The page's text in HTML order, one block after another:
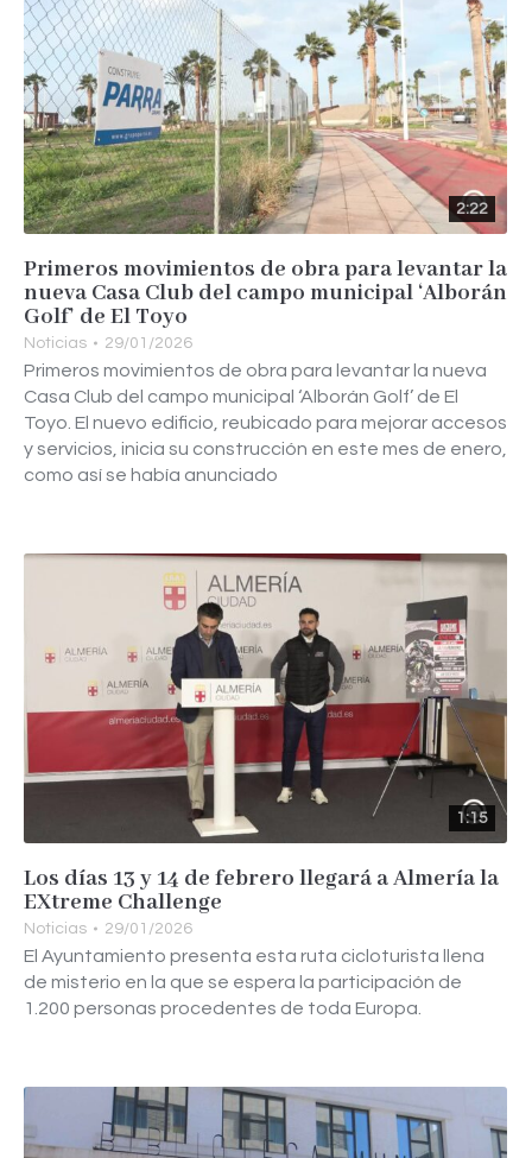
2:22
Primeros movimientos de obra para levantar la
nueva Casa Club del campo municipal ‘Alborán
Golf’ de El Toyo
Noticias 29/01/2026
Primeros movimientos de obra para levantar la nueva
Casa Club del campo municipal ‘Alborán Golf’ de El
Toyo. El nuevo edificio, reubicado para mejorar accesos
y servicios, inicia su construcción en este mes de enero,
como así se había anunciado
1:15
Los días 13 y 14 de febrero llegará a Almería la
EXtreme Challenge
Noticias 29/01/2026
El Ayuntamiento presenta esta ruta cicloturista llena
de misterio en la que se espera la participación de
1.200 personas procedentes de toda Europa.